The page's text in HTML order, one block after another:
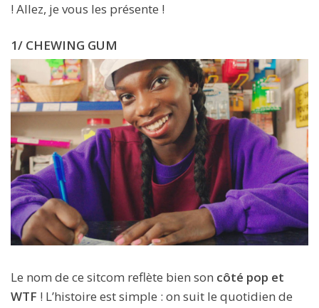
! Allez, je vous les présente !
1/ CHEWING GUM
Le nom de ce sitcom reflète bien son côté pop et
WTF ! L’histoire est simple : on suit le quotidien de